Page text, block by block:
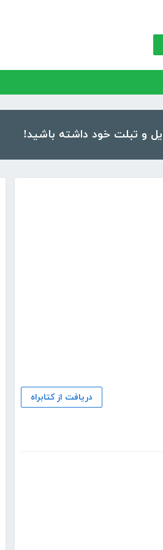
دریافت از کتابراه